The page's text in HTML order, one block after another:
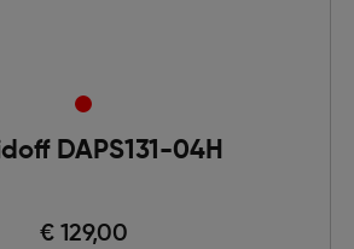
Davidoff DAPS131-04H
€ 129,00